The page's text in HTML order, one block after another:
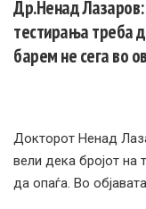
Др.Ненад Лазаров:
тестирања треба
барем не сега во
Докторот Ненад
вели дека бројот на
да опаѓа. Во